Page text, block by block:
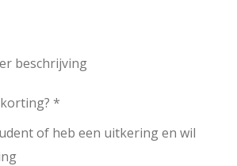
beschrijving
*
of heb een uitkering en wil